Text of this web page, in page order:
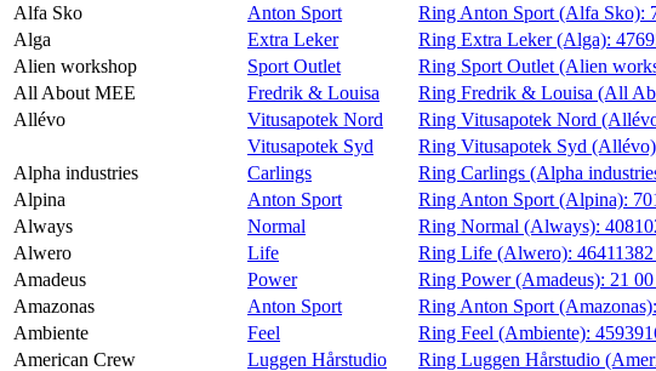
Alfa Sko
Anton Sport Ring Anton Sport (Alfa Sko):
Alga
Extra Leker Ring Extra Leker (Alga):
Alien workshop
Sport Outlet Ring Sport Outlet (Alien
All About MEE
Fredrik & Louisa Ring Fredrik & Louisa (All
Allévo
Vitusapotek Nord Ring Vitusapotek Nord
Vitusapotek Syd
Ring Vitusapotek Syd
Alpha industries
Carlings Ring Carlings (Alpha
Alpina
Anton Sport Ring Anton Sport (Alpina):
Always
Normal Ring Normal (Always):
Alwero
Life Ring Life (Alwero): 46411382
Amadeus
Power Ring Power (Amadeus): 21
Amazonas
Anton Sport Ring Anton Sport (Amazonas):
Ambiente
Feel Ring Feel (Ambiente):
American Crew
Luggen Hårstudio Ring Luggen Hårstudio